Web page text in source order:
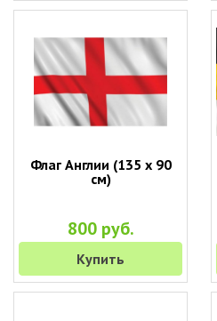
Флаг Англии (135 х 90
см)
800 руб.
Купить